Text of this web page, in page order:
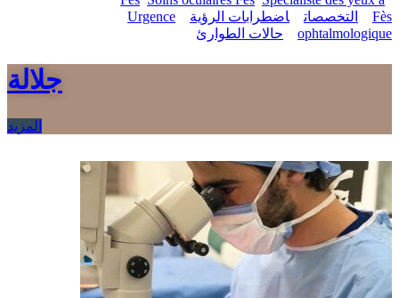
Fès
التخصصات اضطرابات الرؤية
Urgence
ophtalmologique
حالات الطوارئ
جلالة
المزيد